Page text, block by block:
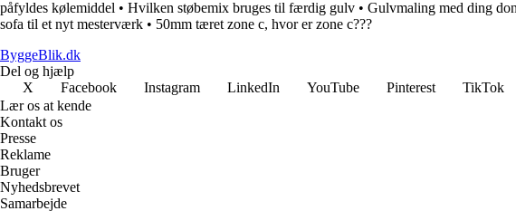
påfyldes kølemiddel • Hvilken støbemix bruges til færdig gulv • Gulvmaling med ding
sofa til et nyt mesterværk • 50mm tæret zone c, hvor er zone c???
ByggeBlik.dk
Del og hjælp
X
Facebook Instagram LinkedIn YouTube Pinterest TikTok
Lær os at kende
Kontakt os
Presse
Reklame
Bruger
Nyhedsbrevet
Samarbejde